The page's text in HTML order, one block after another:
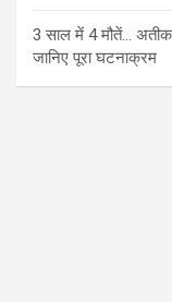
3 साल में 4 मौतें… अतीक
जानिए पूरा घटनाक्रम